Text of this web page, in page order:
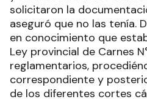
solicitaron la
aseguró que no las tenía.
en conocimiento que
Ley provincial de Carnes
reglamentarios,
correspondiente y
de los diferentes cortes